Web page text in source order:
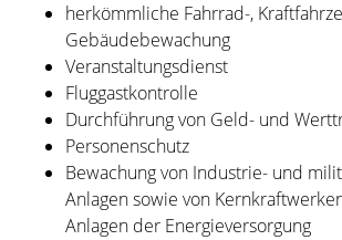
herkömmliche Fahrrad-,
Gebäudebewachung
Veranstaltungsdienst
Fluggastkontrolle
Durchführung von Geld- und
Personenschutz
Bewachung von Industrie- und
Anlagen sowie von
Anlagen der Energieversorgung